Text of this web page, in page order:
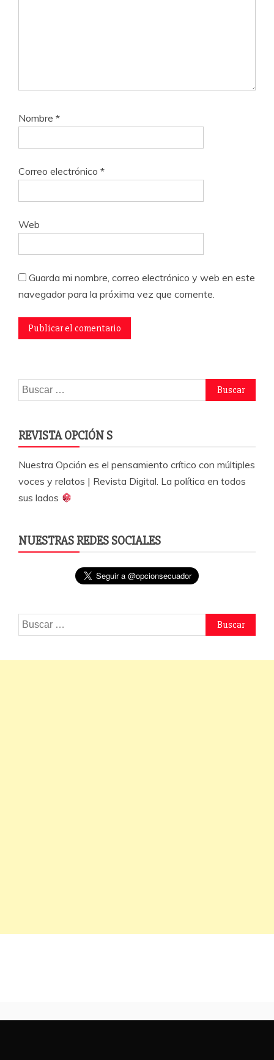
Nombre *
Correo electrónico *
Web
Guarda mi nombre, correo electrónico y web en este
navegador para la próxima vez que comente.
Buscar:
REVISTA OPCIÓN S
Nuestra Opción es el pensamiento crítico con múltiples
voces y relatos | Revista Digital. La política en todos
sus lados
NUESTRAS REDES SOCIALES
Buscar: